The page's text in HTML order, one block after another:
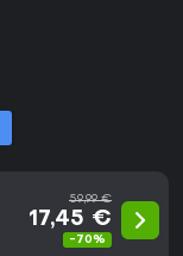
59,99 €
17,45 €
-70%